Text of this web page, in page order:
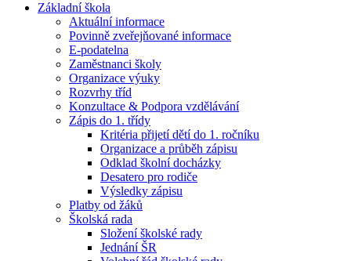
Základní škola
Aktuální informace
Povinně zveřejňované informace
E-podatelna
Zaměstnanci školy
Organizace výuky
Rozvrhy tříd
Konzultace & Podpora vzdělávání
Zápis do 1. třídy
Kritéria přijetí dětí do 1. ročníku
Organizace a průběh zápisu
Odklad školní docházky
Desatero pro rodiče
Výsledky zápisu
Platby od žáků
Školská rada
Složení školské rady
Jednání ŠR